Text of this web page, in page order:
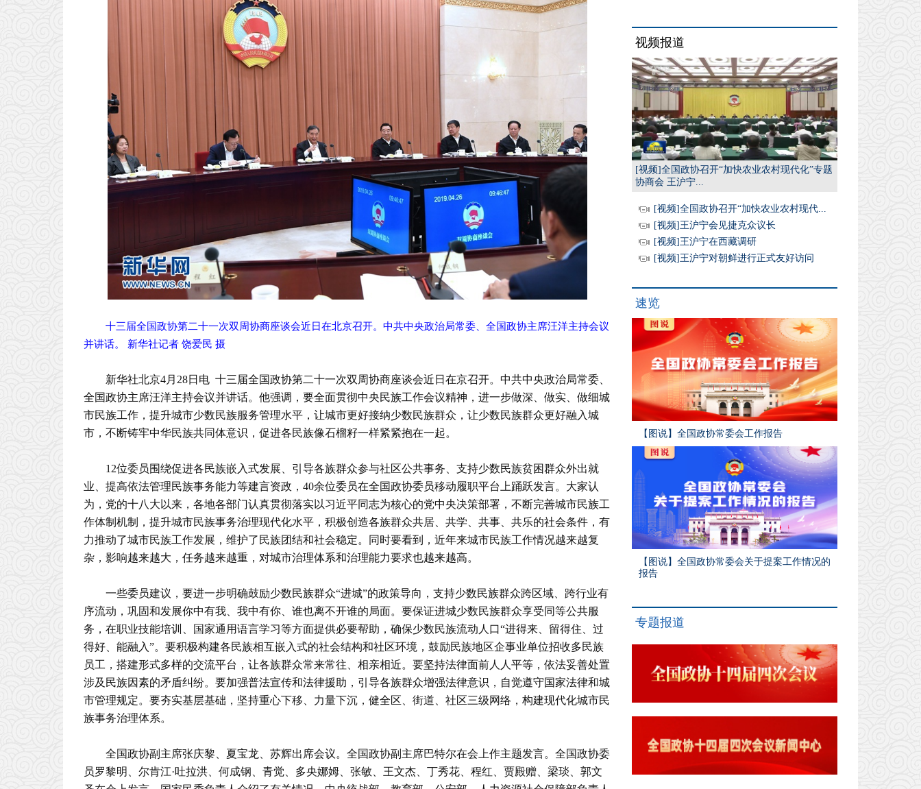
十三届全国政协第二十一次双周协商座谈会近日在北京召开。中共中央政治局常委、全国政协主席汪洋主持会议
并讲话。 新华社记者 饶爱民 摄
新华社北京4月28日电 十三届全国政协第二十一次双周协商座谈会近日在京召开。中共中央政治局常委、
全国政协主席汪洋主持会议并讲话。他强调，要全面贯彻中央民族工作会议精神，进一步做深、做实、做细城
市民族工作，提升城市少数民族服务管理水平，让城市更好接纳少数民族群众，让少数民族群众更好融入城
市，不断铸牢中华民族共同体意识，促进各民族像石榴籽一样紧紧抱在一起。
12位委员围绕促进各民族嵌入式发展、引导各族群众参与社区公共事务、支持少数民族贫困群众外出就
业、提高依法管理民族事务能力等建言资政，40余位委员在全国政协委员移动履职平台上踊跃发言。大家认
为，党的十八大以来，各地各部门认真贯彻落实以习近平同志为核心的党中央决策部署，不断完善城市民族工
作体制机制，提升城市民族事务治理现代化水平，积极创造各族群众共居、共学、共事、共乐的社会条件，有
力推动了城市民族工作发展，维护了民族团结和社会稳定。同时要看到，近年来城市民族工作情况越来越复
杂，影响越来越大，任务越来越重，对城市治理体系和治理能力要求也越来越高。
一些委员建议，要进一步明确鼓励少数民族群众“进城”的政策导向，支持少数民族群众跨区域、跨行业有
序流动，巩固和发展你中有我、我中有你、谁也离不开谁的局面。要保证进城少数民族群众享受同等公共服
务，在职业技能培训、国家通用语言学习等方面提供必要帮助，确保少数民族流动人口“进得来、留得住、过
得好、能融入”。要积极构建各民族相互嵌入式的社会结构和社区环境，鼓励民族地区企事业单位招收多民族
员工，搭建形式多样的交流平台，让各族群众常来常往、相亲相近。要坚持法律面前人人平等，依法妥善处置
涉及民族因素的矛盾纠纷。要加强普法宣传和法律援助，引导各族群众增强法律意识，自觉遵守国家法律和城
市管理规定。要夯实基层基础，坚持重心下移、力量下沉，健全区、街道、社区三级网络，构建现代化城市民
族事务治理体系。
全国政协副主席张庆黎、夏宝龙、苏辉出席会议。全国政协副主席巴特尔在会上作主题发言。全国政协委
员罗黎明、尔肯江·吐拉洪、何成钢、青觉、多央娜姆、张敏、王文杰、丁秀花、程红、贾殿赠、梁琰、郭文
视频报道
[视频]全国政协召开“加快农业农村现代化”专题
协商会 王沪宁...
[视频]全国政协召开“加快农业农村现代...
[视频]王沪宁会见捷克众议长
[视频]王沪宁在西藏调研
[视频]王沪宁对朝鲜进行正式友好访问
速览
【图说】全国政协常委会工作报告
【图说】全国政协常委会关于提案工作情况的
报告
专题报道